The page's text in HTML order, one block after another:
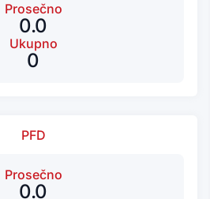
Prosečno
0.0
Ukupno
0
PFD
Prosečno
0.0